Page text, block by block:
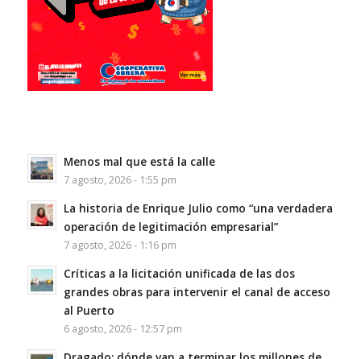
Menos mal que está la calle
7 agosto, 2026 - 1:55 pm
La historia de Enrique Julio como “una verdadera
operación de legitimación empresarial”
7 agosto, 2026 - 1:16 pm
Críticas a la licitación unificada de las dos
grandes obras para intervenir el canal de acceso
al Puerto
6 agosto, 2026 - 12:57 pm